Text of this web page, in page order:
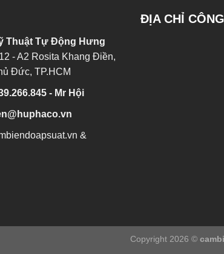
Thuật Tự Động Hưng
- A2 Rosita Khang Điền,
Đức, TP.HCM
- Mr Hội
&
ĐỊA CHỈ
Copyright 2026 ©